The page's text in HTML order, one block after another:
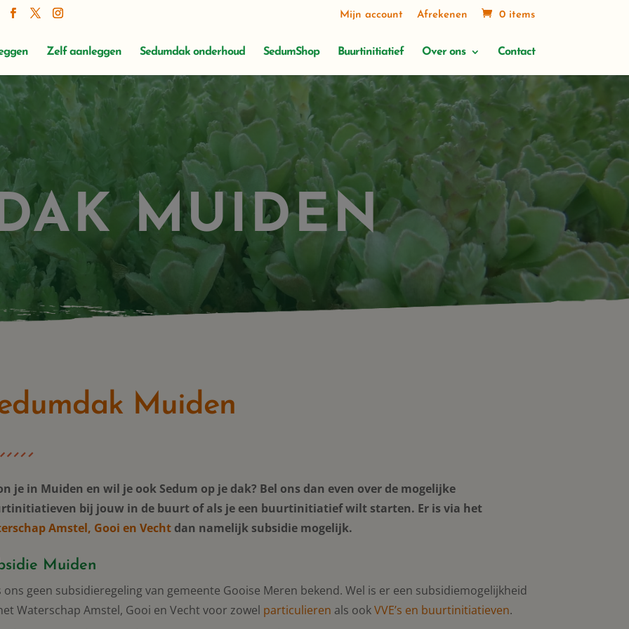
Mijn account Afrekenen 0 items
Zelf aanleggen Sedumdak onderhoud SedumShop Buurtinitiatief Over ons Contact
MUIDEN
Muiden
je in Muiden en wil je ook Sedum op je dak? Bel ons dan even over de mogelijke
bij jouw in de buurt of als je een buurtinitiatief wilt starten. Er is via het
Amstel, Gooi en Vechtdan namelijk subsidie mogelijk.
Muiden
ons geen subsidieregeling van gemeente Gooise Meren bekend. Wel is er een subsidiemogelijkheid
Waterschap Amstel, Gooi en Vecht voor zowel particulieren als ookVVE’s en buurtinitiatieven.